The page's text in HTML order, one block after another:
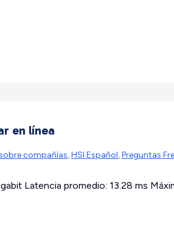
en línea
compañías,HSI Español,Preguntas
Latencia promedio: 13.28 ms